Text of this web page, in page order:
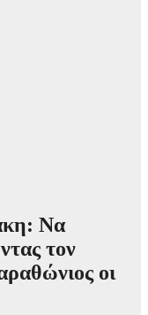
Να
τον
οι